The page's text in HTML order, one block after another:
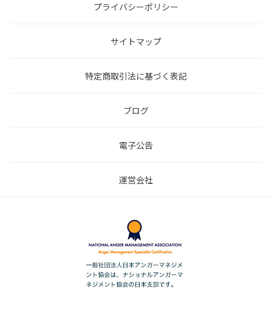
プライバシーポリシー
サイトマップ
特定商取引法に基づく表記
ブログ
電子公告
運営会社